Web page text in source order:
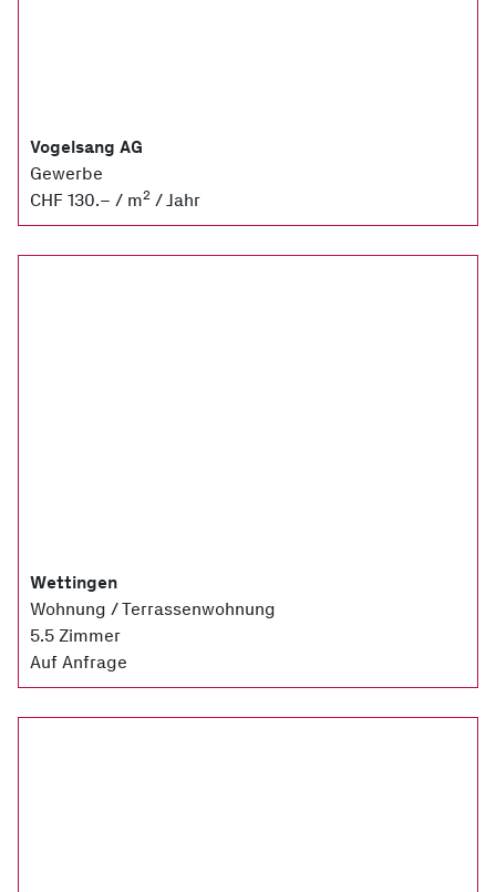
Vogelsang AG
Gewerbe
CHF 130.– / m2 / Jahr
Wettingen
Wohnung / Terrassenwohnung
5.5 Zimmer
Auf Anfrage